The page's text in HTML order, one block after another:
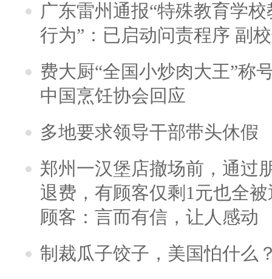
广东雷州通报“特殊教育学
行为”：已启动问责程序 副
费大厨“全国小炒肉大王”称
中国烹饪协会回应
多地要求领导干部带头休假
郑州一汉堡店撤场前，通过
退费，有顾客仅剩1元也全
顾客：言而有信，让人感动
制裁瓜子饺子，美国怕什么